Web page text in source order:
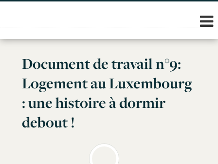
Skip
content
Document de travail n°9:
Logement au Luxembourg
: une histoire à dormir
debout !